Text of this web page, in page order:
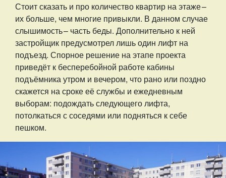
Стоит сказать и про количество квартир на этаже – ​
их больше, чем многие привыкли. В данном случае
слышимость – ​часть беды. Дополнительно к ней
застройщик предусмотрел лишь один лифт на
подъезд. Спорное решение на этапе проекта
приведёт к бесперебойной работе кабины
подъёмника утром и вечером, что рано или поздно
скажется на сроке её службы и ежедневным
выборам: подождать следующего лифта,
потолкаться с соседями или подняться к себе
пешком.